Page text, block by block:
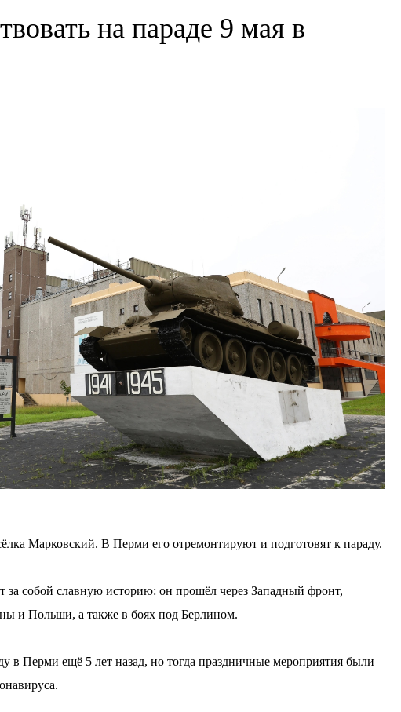
на параде 9 мая в
Марковский. В Перми его отремонтируют и подготовят к параду.
за собой славную историю: он прошёл через Западный фронт,
и Польши, а также в боях под Берлином.
в Перми ещё 5 лет назад, но тогда праздничные мероприятия были